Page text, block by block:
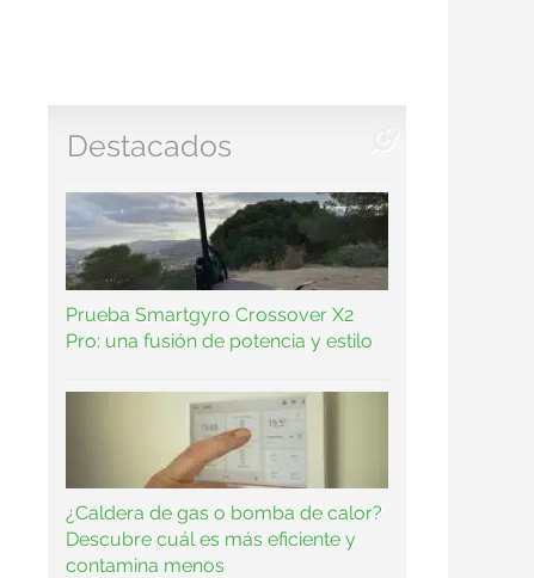
Destacados
Prueba Smartgyro Crossover X2
Pro: una fusión de potencia y estilo
¿Caldera de gas o bomba de calor?
Descubre cuál es más eficiente y
contamina menos